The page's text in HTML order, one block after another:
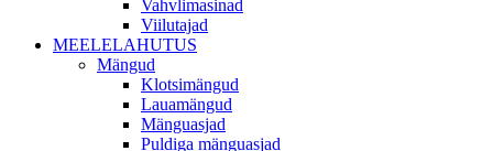
Vahvlimasinad
Viilutajad
MEELELAHUTUS
Mängud
Klotsimängud
Lauamängud
Mänguasjad
Puldiga mänguasjad